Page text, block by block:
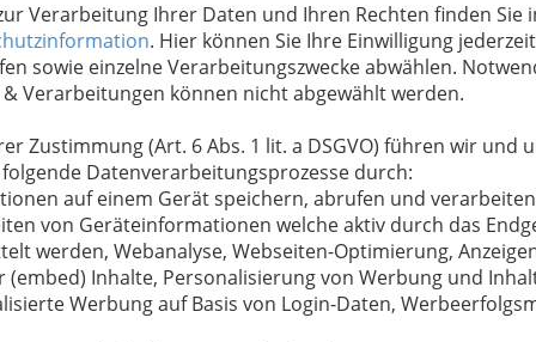
Verarbeitung Ihrer Daten und Ihren Rechten finden Sie
. Hier können Sie Ihre Einwilligung jederzeit
sowie einzelne Verarbeitungszwecke abwählen.
& Verarbeitungen können nicht abgewählt werden.
Zustimmung (Art. 6 Abs. 1 lit. a DSGVO) führen wir und
Datenverarbeitungsprozesse durch:
auf einem Gerät speichern, abrufen und
von Geräteinformationen welche aktiv durch das
werden, Webanalyse, Webseiten-Optimierung,
(embed) Inhalte, Personalisierung von Werbung und
Werbung auf Basis von Login-Daten,
Ihre Nachricht wird nach dem Absenden
Picha weitergeleitet.
Meine Nachricht